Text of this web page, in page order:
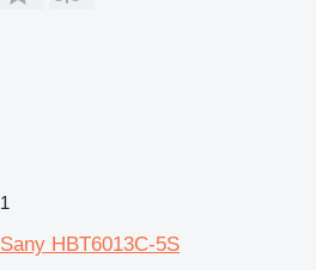
1
Sany HBT6013C-5S